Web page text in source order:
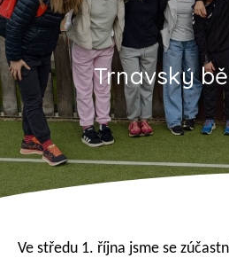
Trnavský
Ve středu 1. října jsme se